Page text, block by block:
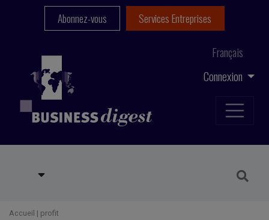
Connexion
Français
Abonnez-vous Services Entreprises
Accueil | profit